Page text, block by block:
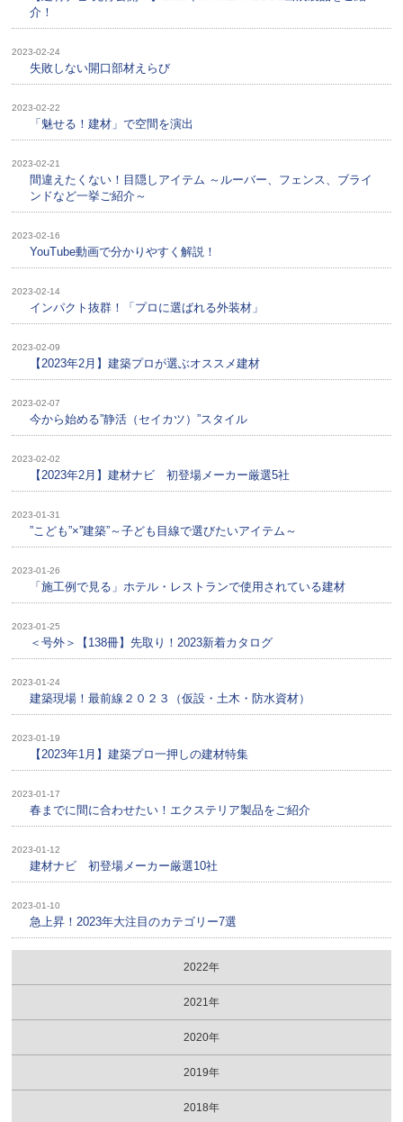
介！
2023-02-24
失敗しない開口部材えらび
2023-02-22
「魅せる！建材」で空間を演出
2023-02-21
間違えたくない！目隠しアイテム ～ルーバー、フェンス、ブライ
ンドなど一挙ご紹介～
2023-02-16
YouTube動画で分かりやすく解説！
2023-02-14
インパクト抜群！「プロに選ばれる外装材」
2023-02-09
【2023年2月】建築プロが選ぶオススメ建材
2023-02-07
今から始める”静活（セイカツ）”スタイル
2023-02-02
【2023年2月】建材ナビ 初登場メーカー厳選5社
2023-01-31
”こども”×”建築”～子ども目線で選びたいアイテム～
2023-01-26
「施工例で見る」ホテル・レストランで使用されている建材
2023-01-25
＜号外＞【138冊】先取り！2023新着カタログ
2023-01-24
建築現場！最前線２０２３（仮設・土木・防水資材）
2023-01-19
【2023年1月】建築プロ一押しの建材特集
2023-01-17
春までに間に合わせたい！エクステリア製品をご紹介
2023-01-12
建材ナビ 初登場メーカー厳選10社
2023-01-10
急上昇！2023年大注目のカテゴリー7選
2022年
2021年
2020年
2019年
2018年